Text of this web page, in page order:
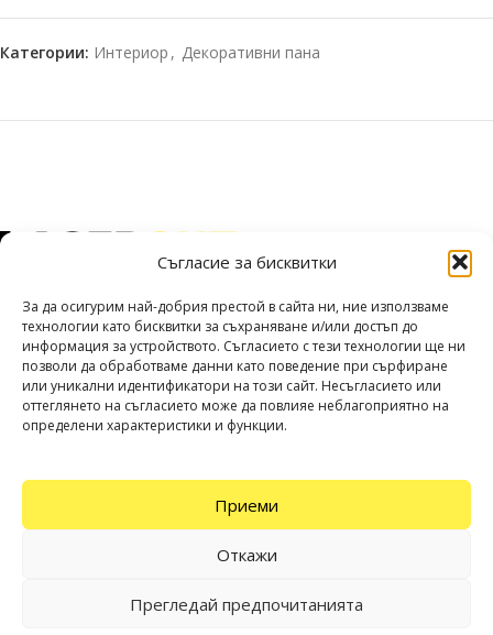
Съгласие за бисквитки
За да осигурим най-добрия престой в сайта ни, ние използваме
технологии като бисквитки за съхраняване и/или достъп до
информация за устройството. Съгласието с тези технологии ще ни
позволи да обработваме данни като поведение при сърфиране
или уникални идентификатори на този сайт. Несъгласието или
оттеглянето на съгласието може да повлияе неблагоприятно на
определени характеристики и функции.
Приеми
Откажи
Прегледай предпочитанията
Категории: Интериор , Декоративни пана
Прецизна лазерна обработка на алуминий, поцинкована, черна
и неръждаема стомана.
Адрес: гр. Варна, България ул. „Атанас Москов“ 14А
Телефон: +359 52 960 306
Имейл: office@lasercut.bg
ПУБЛИКАЦИИ